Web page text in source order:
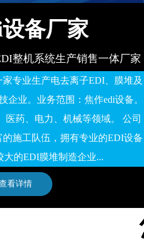
备厂家
整机系统生产销售一体厂家
专业生产电去离子EDI、膜堆及
企业。业务范围：焦作edi设备。
医药、电力、机械等领域。 公司
施工队伍，拥有专业的EDI设备
大的EDI膜堆制造企业...
看详情